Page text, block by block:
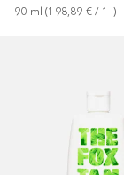
90 ml (198,89 € / 1 l)